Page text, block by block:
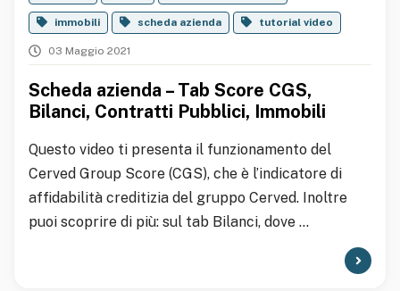
immobili scheda azienda tutorial video
03 Maggio 2021
Scheda azienda – Tab Score CGS,
Bilanci, Contratti Pubblici, Immobili
Questo video ti presenta il funzionamento del
Cerved Group Score (CGS), che è l’indicatore di
affidabilità creditizia del gruppo Cerved. Inoltre
puoi scoprire di più: sul tab Bilanci, dove ...